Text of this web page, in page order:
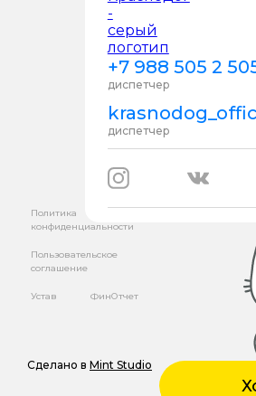
+7 988 505 2
диспетчер
диспетчер
Политика
конфиденциальности
Пользовательское
соглашение
Устав ФинОтчет
Сделано в Mint Studio